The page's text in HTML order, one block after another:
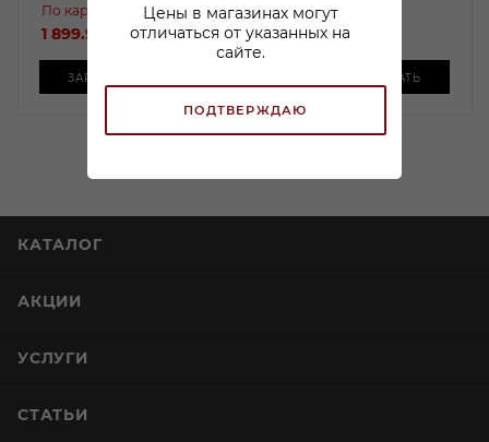
Цены в магазинах могут
отличаться от указанных на
сайте.
ПОДТВЕРЖДАЮ
По карте:
1 899.99 ₽ /шт
ЗАРЕЗЕРВИРОВАТЬ
По карте:
1 999.99 ₽/шт
ЗАРЕЗЕРВИРОВАТЬ
КАТАЛОГ
АКЦИИ
УСЛУГИ
СТАТЬИ